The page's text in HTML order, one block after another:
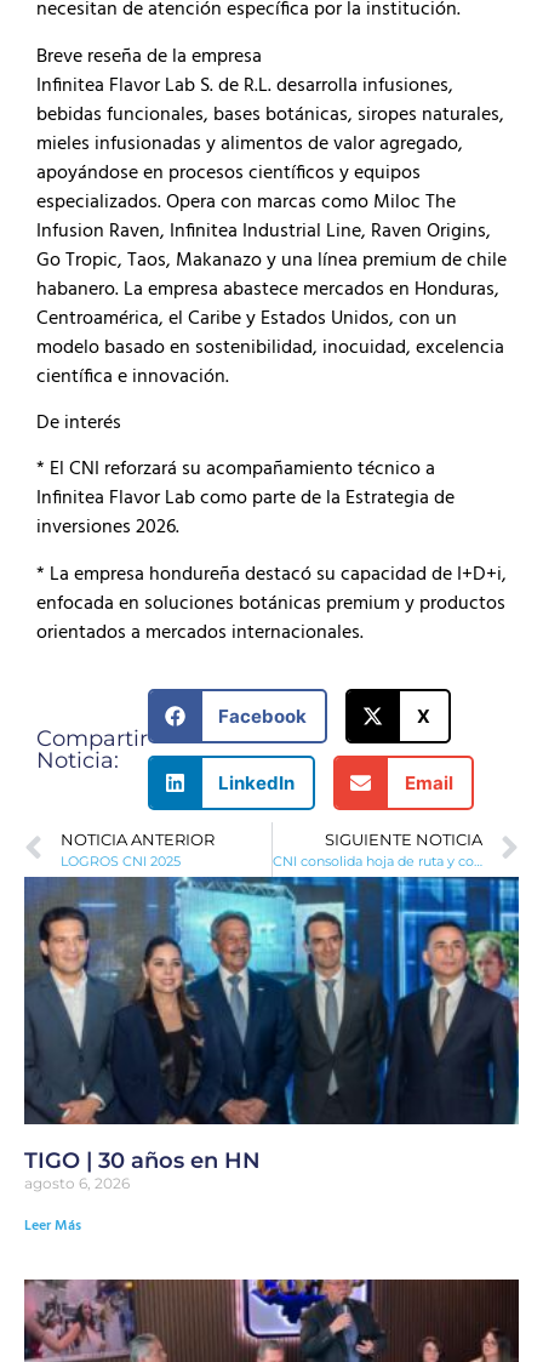
necesitan de atención específica por la institución.
Breve reseña de la empresa
Infinitea Flavor Lab S. de R.L. desarrolla infusiones,
bebidas funcionales, bases botánicas, siropes naturales,
mieles infusionadas y alimentos de valor agregado,
apoyándose en procesos científicos y equipos
especializados. Opera con marcas como Miloc The
Infusion Raven, Infinitea Industrial Line, Raven Origins,
Go Tropic, Taos, Makanazo y una línea premium de chile
habanero. La empresa abastece mercados en Honduras,
Centroamérica, el Caribe y Estados Unidos, con un
modelo basado en sostenibilidad, inocuidad, excelencia
científica e innovación.
De interés
* El CNI reforzará su acompañamiento técnico a
Infinitea Flavor Lab como parte de la Estrategia de
inversiones 2026.
* La empresa hondureña destacó su capacidad de I+D+i,
enfocada en soluciones botánicas premium y productos
orientados a mercados internacionales.
Compartir
Noticia:
Facebook X
LinkedIn Email
NOTICIA ANTERIOR
LOGROS CNI 2025
SIGUIENTE NOTICIA
CNI consolida hoja de ruta y coordinación clave para avanzar proyecto de Lynx S.A. en régimen turístico
TIGO | 30 años en HN
agosto 6, 2026
Leer Más